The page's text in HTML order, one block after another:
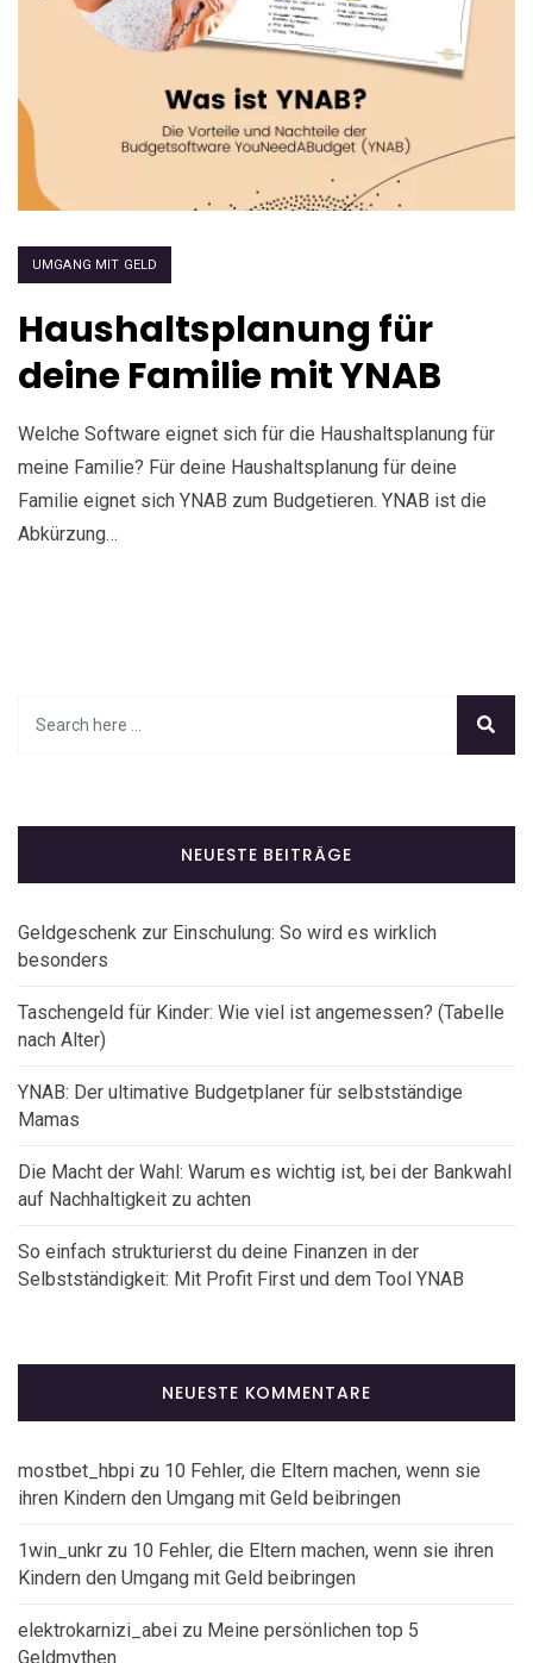
UMGANG MIT GELD
Haushaltsplanung für
deine Familie mit YNAB
Welche Software eignet sich für die Haushaltsplanung für
meine Familie? Für deine Haushaltsplanung für deine
Familie eignet sich YNAB zum Budgetieren. YNAB ist die
Abkürzung…
NEUESTE BEITRÄGE
Geldgeschenk zur Einschulung: So wird es wirklich
besonders
Taschengeld für Kinder: Wie viel ist angemessen? (Tabelle
nach Alter)
YNAB: Der ultimative Budgetplaner für selbstständige
Mamas
Die Macht der Wahl: Warum es wichtig ist, bei der Bankwahl
auf Nachhaltigkeit zu achten
So einfach strukturierst du deine Finanzen in der
Selbstständigkeit: Mit Profit First und dem Tool YNAB
NEUESTE KOMMENTARE
mostbet_hbpi zu 10 Fehler, die Eltern machen, wenn sie
ihren Kindern den Umgang mit Geld beibringen
1win_unkr zu 10 Fehler, die Eltern machen, wenn sie ihren
Kindern den Umgang mit Geld beibringen
elektrokarnizi_abei zu Meine persönlichen top 5
Geldmythen